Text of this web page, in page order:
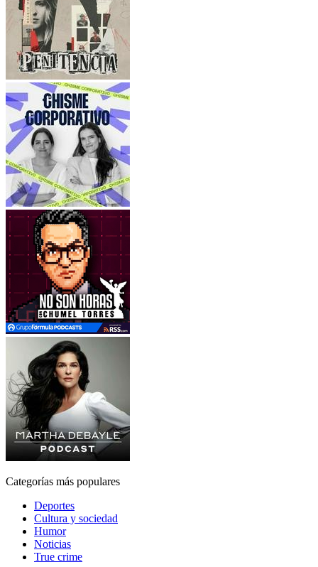
Categorías más populares
Deportes
Cultura y sociedad
Humor
Noticias
True crime